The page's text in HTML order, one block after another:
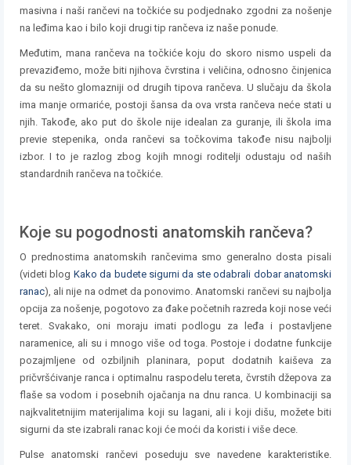
masivna i naši rančevi na točkiće su podjednako zgodni za nošenje
na leđima kao i bilo koji drugi tip rančeva iz naše ponude.
Međutim, mana rančeva na točkiće koju do skoro nismo uspeli da
prevaziđemo, može biti njihova čvrstina i veličina, odnosno činjenica
da su nešto glomazniji od drugih tipova rančeva. U slučaju da škola
ima manje ormariće, postoji šansa da ova vrsta rančeva neće stati u
njih. Takođe, ako put do škole nije idealan za guranje, ili škola ima
previe stepenika, onda rančevi sa točkovima takođe nisu najbolji
izbor. I to je razlog zbog kojih mnogi roditelji odustaju od naših
standardnih rančeva na točkiće.
Koje su pogodnosti anatomskih rančeva?
O prednostima anatomskih rančevima smo generalno dosta pisali
(videti blog Kako da budete sigurni da ste odabrali dobar anatomski
ranac), ali nije na odmet da ponovimo. Anatomski rančevi su najbolja
opcija za nošenje, pogotovo za đake početnih razreda koji nose veći
teret. Svakako, oni moraju imati podlogu za leđa i postavljene
naramenice, ali su i mnogo više od toga. Postoje i dodatne funkcije
pozajmljene od ozbiljnih planinara, poput dodatnih kaiševa za
pričvršćivanje ranca i optimalnu raspodelu tereta, čvrstih džepova za
flaše sa vodom i posebnih ojačanja na dnu ranca. U kombinaciji sa
najkvalitetnijim materijalima koji su lagani, ali i koji dišu, možete biti
sigurni da ste izabrali ranac koji će moći da koristi i više dece.
Pulse anatomski rančevi poseduju sve navedene karakteristike.